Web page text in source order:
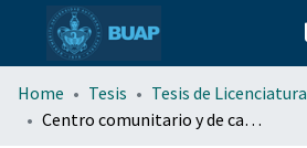
menu.section.about_menu
Home Tesis
Tesis de Licenciatura
Centro comunitario y de capacitación “Puebla”